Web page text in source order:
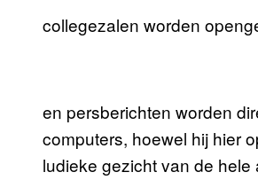
collegezalen worden
en persberichten worden
computers, hoewel hij hier
ludieke gezicht van de hele